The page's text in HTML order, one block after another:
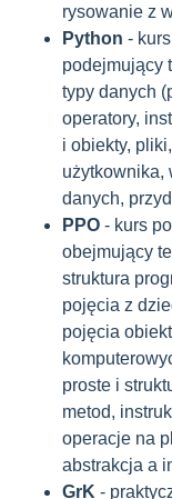
rysowanie z
Python -
podejmujący
typy danych
operatory,
i obiekty,
użytkownika,
danych,
PPO - kurs
obejmujący
struktura
pojęcia z
pojęcia
proste i
metod,
operacje na
abstrakcja a
GrK -